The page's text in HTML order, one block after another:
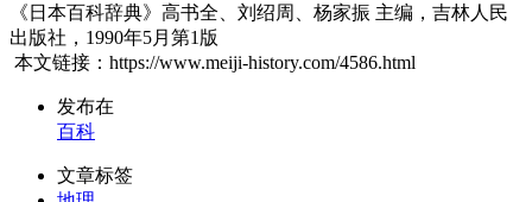
《日本百科辞典》高书全、刘绍周、杨家振 主编，吉林人民
出版社，1990年5月第1版
本文链接：https://www.meiji-history.com/4586.html
发布在
百科
文章标签